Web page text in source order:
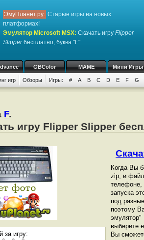
ЭмуПланет.ру: Старые игры на новых
платформах!
Эмулятор Microsoft MSX: Скачать игру Flipper
Slipperбесплатно, буква "F"
GBColor MAME Мини Игры
игр Обзоры Игры: # A B C D E F G
F.
игру Flipper Slipper
за игру:
Когда Вы
zip, и файл
телефоне,
запуска
под
поэтому
эмулятор"
выберите
Вы